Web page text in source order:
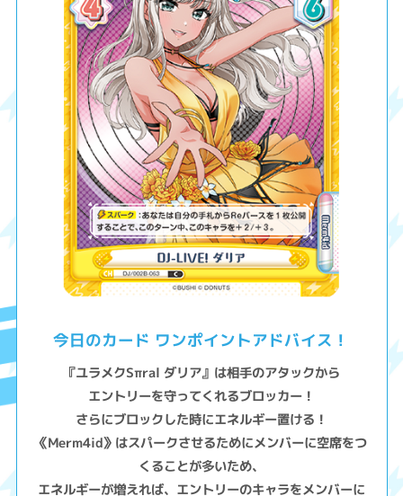
今日のカード ワンポイントアドバイス！
『ユラメクSπral ダリア』は相手のアタックから
エントリーを守ってくれるブロッカー！
さらにブロックした時にエネルギー置ける！
《Merm4id》はスパークさせるためにメンバーに空席をつ
くることが多いため、
エネルギーが増えれば、エントリーのキャラをメンバーに